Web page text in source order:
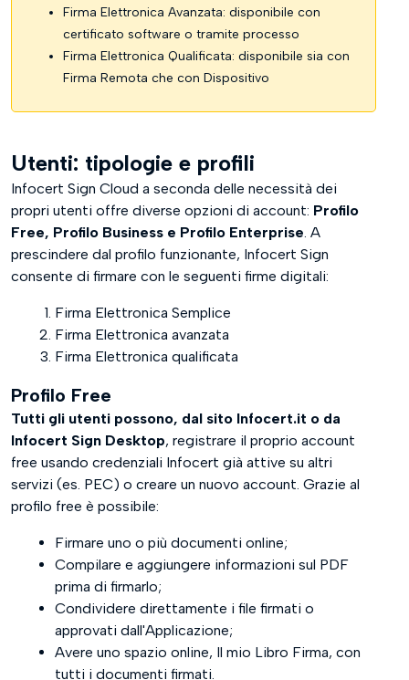
Firma Elettronica Avanzata: disponibile con
certificato software o tramite processo
Firma Elettronica Qualificata: disponibile sia con
Firma Remota che con Dispositivo
Utenti: tipologie e profili
Infocert Sign Cloud a seconda delle necessità dei
propri utenti offre diverse opzioni di account: Profilo
Free, Profilo Business e Profilo Enterprise. A
prescindere dal profilo funzionante, Infocert Sign
consente di firmare con le seguenti firme digitali:
Firma Elettronica Semplice
Firma Elettronica avanzata
Firma Elettronica qualificata
Profilo Free
Tutti gli utenti possono, dal sito Infocert.it o da
Infocert Sign Desktop, registrare il proprio account
free usando credenziali Infocert già attive su altri
servizi (es. PEC) o creare un nuovo account. Grazie al
profilo free è possibile:
Firmare uno o più documenti online;
Compilare e aggiungere informazioni sul PDF
prima di firmarlo;
Condividere direttamente i file firmati o
approvati dall'Applicazione;
Avere uno spazio online, Il mio Libro Firma, con
tutti i documenti firmati.